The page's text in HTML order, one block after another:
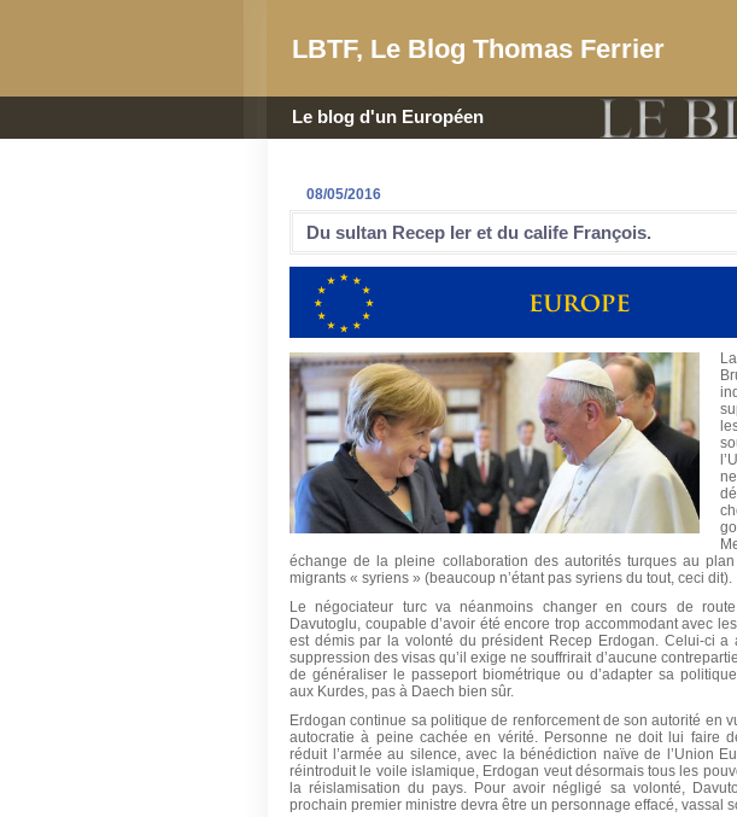
LBTF, Le Blog Thomas Ferrier
Le blog d'un Européen
08/05/2016
Du sultan Recep Ier et du calife François.
échange de la pleine collaboration des autorités turques au
migrants « syriens » (beaucoup n’étant pas syriens du tout, ceci dit).
Le négociateur turc va néanmoins changer en cours de
Davutoglu, coupable d’avoir été encore trop accommodant avec
est démis par la volonté du président Recep Erdogan. Celui-ci
suppression des visas qu’il exige ne souffrirait d’aucune
de généraliser le passeport biométrique ou d’adapter sa
aux Kurdes, pas à Daech bien sûr.
Erdogan continue sa politique de renforcement de son autorité en
autocratie à peine cachée en vérité. Personne ne doit lui faire
réduit l’armée au silence, avec la bénédiction naïve de l’Union
réintroduit le voile islamique, Erdogan veut désormais tous les
la réislamisation du pays. Pour avoir négligé sa volonté,
prochain premier ministre devra être un personnage effacé, vassal